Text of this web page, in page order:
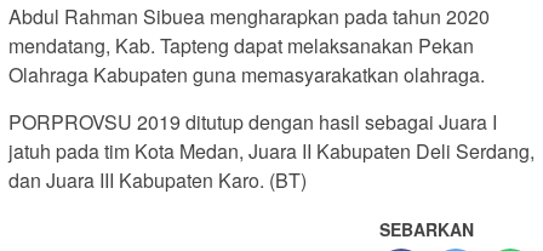
Abdul Rahman Sibuea mengharapkan pada tahun 2020
mendatang, Kab. Tapteng dapat melaksanakan Pekan
Olahraga Kabupaten guna memasyarakatkan olahraga.
PORPROVSU 2019 ditutup dengan hasil sebagai Juara I
jatuh pada tim Kota Medan, Juara II Kabupaten Deli Serdang,
dan Juara III Kabupaten Karo. (BT)
SEBARKAN